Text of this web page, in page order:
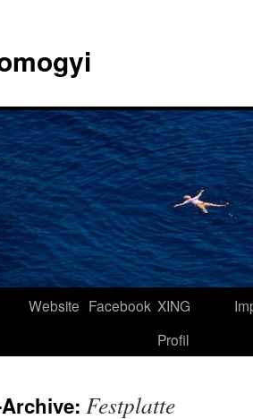
Website Facebook XING
Profil
Festplatte